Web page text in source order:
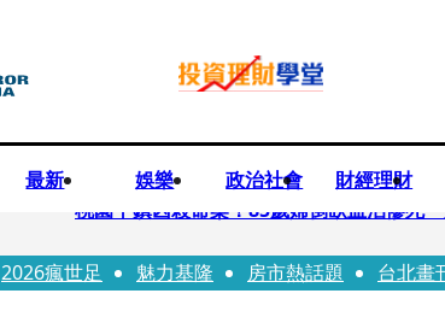
最新 娛樂 政治社會 財經理財
快訊
桃園平鎮凶殺命案！85歲婦倒臥血泊慘死
快訊
狠詐慈濟10.6億！神鬼律師陳昱瑄「親接
2026瘋世足 魅力基隆 房市熱話題 台北畫